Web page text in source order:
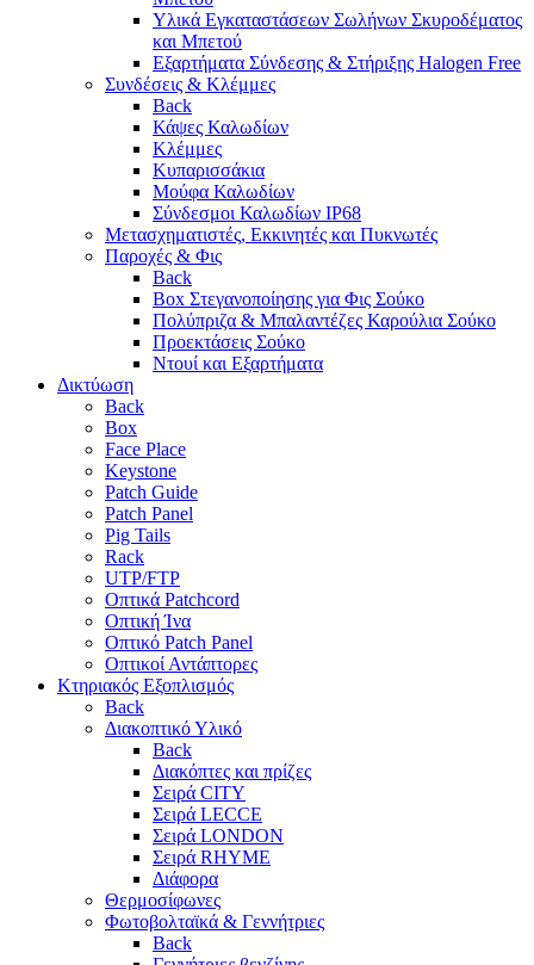
Υλικά Εγκαταστάσεων Σωλήνων Σκυροδέματος
και Μπετού
Εξαρτήματα Σύνδεσης & Στήριξης Halogen Free
Συνδέσεις & Κλέμμες
Back
Κάψες Καλωδίων
Κλέμμες
Κυπαρισσάκια
Μούφα Καλωδίων
Σύνδεσμοι Καλωδίων IP68
Μετασχηματιστές, Εκκινητές και Πυκνωτές
Παροχές & Φις
Back
Box Στεγανοποίησης για Φις Σούκο
Πολύπριζα & Μπαλαντέζες Καρούλια Σούκο
Προεκτάσεις Σούκο
Ντουί και Εξαρτήματα
Δικτύωση
Back
Box
Face Place
Keystone
Patch Guide
Patch Panel
Pig Tails
Rack
UTP/FTP
Οπτικά Patchcord
Οπτική Ίνα
Οπτικό Patch Panel
Οπτικοί Αντάπτορες
Κτηριακός Εξοπλισμός
Back
Διακοπτικό Υλικό
Back
Διακόπτες και πρίζες
Σειρά CITY
Σειρά LECCE
Σειρά LONDON
Σειρά RHYME
Διάφορα
Θερμοσίφωνες
Φωτοβολταϊκά & Γεννήτριες
Back